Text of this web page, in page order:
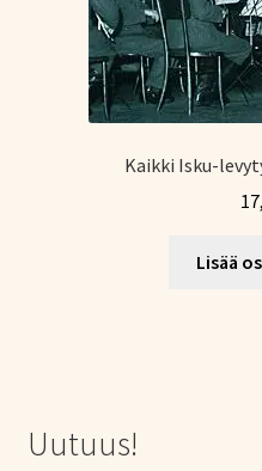
Kaikki Isku-
Lisää
Uutuus!